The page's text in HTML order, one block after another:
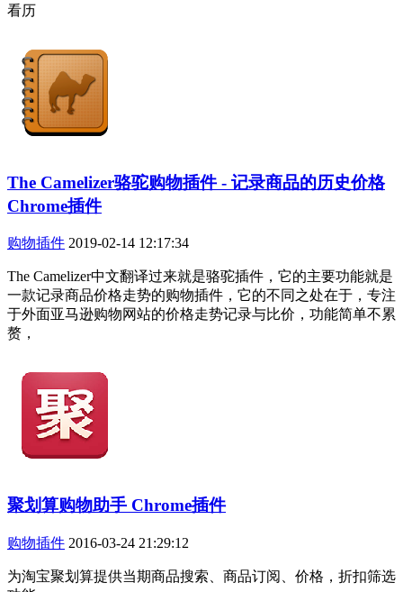
看历
The Camelizer骆驼购物插件 - 记录商品的历史价格
Chrome插件
购物插件 2019-02-14 12:17:34
The Camelizer中文翻译过来就是骆驼插件，它的主要功能就是
一款记录商品价格走势的购物插件，它的不同之处在于，专注
于外面亚马逊购物网站的价格走势记录与比价，功能简单不累
赘，
聚划算购物助手 Chrome插件
购物插件 2016-03-24 21:29:12
为淘宝聚划算提供当期商品搜索、商品订阅、价格，折扣筛选